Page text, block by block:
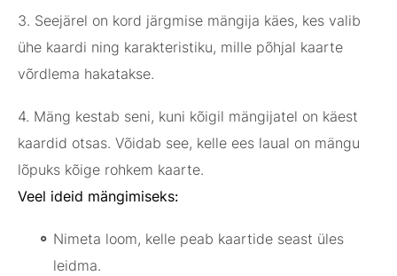
3. Seejärel on kord järgmise mängija käes, kes valib
ühe kaardi ning karakteristiku, mille põhjal kaarte
võrdlema hakatakse.
4. Mäng kestab seni, kuni kõigil mängijatel on käest
kaardid otsas. Võidab see, kelle ees laual on mängu
lõpuks kõige rohkem kaarte.
Veel ideid mängimiseks:
Nimeta loom, kelle peab kaartide seast üles
leidma.